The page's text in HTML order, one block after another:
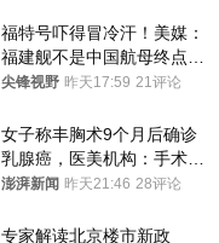
福特号吓得冒冷汗！美媒：
福建舰不是中国航母终点，
而是新起点！
尖锋视野 昨天17:59 21评论
女子称丰胸术9个月后确诊
乳腺癌，医美机构：手术不
可能引发癌症，建议走司法
澎湃新闻 昨天21:46 28评论
专家解读北京楼市新政